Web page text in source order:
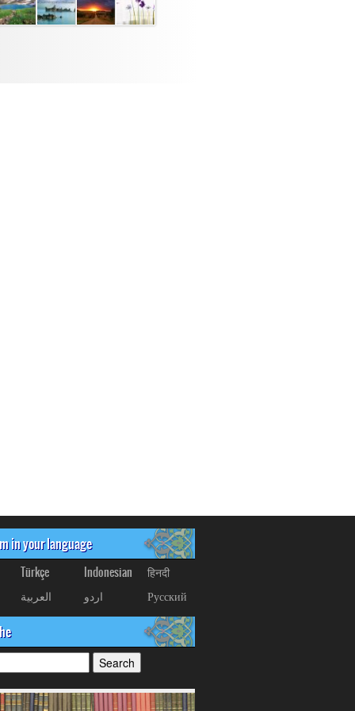
in your language
Türkçe Indonesian
हिनदी
العربیة
اردو Русский